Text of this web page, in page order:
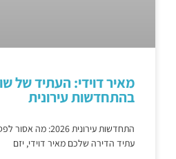
מאיר דוידי: העתיד של
בהתחדשות עירונית
התחדשות עירונית
עתיד הדירה שלכם מאיר דוידי, יזם